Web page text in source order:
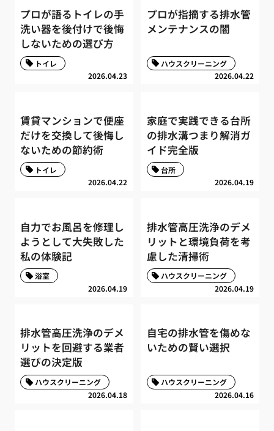
プロが語るトイレの手
洗い器を後付けで後悔
しないための選び方
2026.04.23
トイレ
プロが指摘する排水管
メンテナンスの闇
2026.04.22
ハウスクリーニング
賃貸マンションで便座
だけを交換して後悔し
ないための節約術
2026.04.22
トイレ
家庭で実践できる台所
の排水溝つまり解消ガ
イド完全版
2026.04.19
台所
自力でお風呂を修理し
ようとして大失敗した
私の体験記
2026.04.19
浴室
排水管高圧洗浄のデメ
リットと環境負荷を考
慮した清掃術
2026.04.19
ハウスクリーニング
排水管高圧洗浄のデメ
リットを回避する業者
選びの決定版
2026.04.18
ハウスクリーニング
自宅の排水管を傷めな
いための賢い選択
2026.04.16
ハウスクリーニング